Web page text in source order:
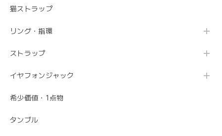
猫ストラップ
リング・指環
ストラップ
イヤフォンジャック
希少価値・1点物
タンブル